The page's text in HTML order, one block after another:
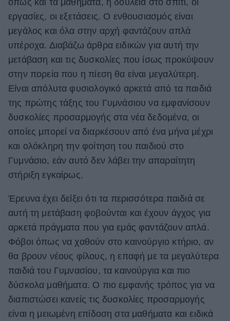
Αφιερώματα
ΒΟΞ
Χωρίς Ταμπέλες
Women's Forum
Hautes Grecians
Γάμος
Market News
όπως και τα μαθήματα, η δουλειά στο σπίτι, οι
εργασίες, οι εξετάσεις. Ο ενθουσιασμός είναι
μεγάλος και όλα στην αρχή φαντάζουν απλά
υπέροχα. Διαβάζω άρθρα ειδικών για αυτή την
μετάβαση και τις δυσκολίες που ίσως προκύψουν
στην πορεία που η πίεση θα είναι μεγαλύτερη.
Είναι απόλυτα φυσιολογικό αρκετά από τα παιδιά
της πρώτης τάξης του Γυμνάσιου να εμφανί­­σουν
δυσ­κολίες προσαρ­μογής στα νέα δεδο­μένα, οι
οποίες μπορεί να διαρκέσουν από ένα μήνα μέχρι
και ολόκληρη την φοίτηση του παιδιού στο
Γυμνάσιο, εάν αυτό δεν λάβει την απαραίτητη
στήριξη εγκαίρως.
Έρευνα έχει δείξει ότι τα περισσότερα παιδιά σε
αυτή τη μετάβαση φοβούνται και έχουν άγχος για
αρκετά πράγματα που για εμάς φαντάζουν απλά.
Φόβοι όπως να χαθούν στο καινούργιο κτήριο, αν
θα βρουν νέους φίλους, η επαφή με τα μεγαλύτερα
παιδιά του Γυμνασίου, τα καινούργια και πιο
δύσκολα μαθήματα. Ο πιο εμφανής τρόπος για να
διαπιστώσει κανείς τις δυσκολίες προσαρμογής
είναι η μειωμένη επίδοση στα μαθήματα και ειδικά